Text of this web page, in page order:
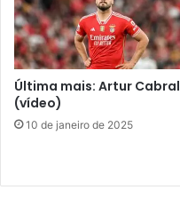
Última mais: Artur Cabral
(vídeo)
10 de janeiro de 2025